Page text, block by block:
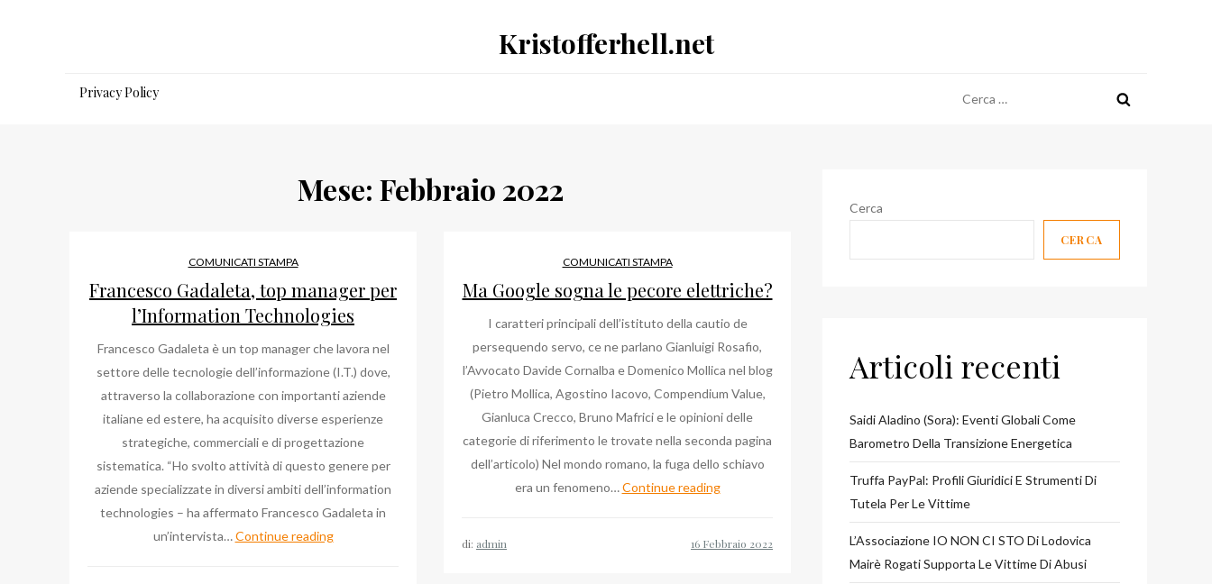
Kristofferhell.net
Privacy Policy
per:
Mese: Febbraio 2022
COMUNICATI STAMPA
Francesco Gadaleta, top manager per
l’Information Technologies
Francesco Gadaleta è un top manager che lavora nel
settore delle tecnologie dell’informazione (I.T.) dove,
attraverso la collaborazione con importanti aziende
italiane ed estere, ha acquisito diverse esperienze
strategiche, commerciali e di progettazione
sistematica. “Ho svolto attività di questo genere per
aziende specializzate in diversi ambiti dell’information
technologies – ha affermato Francesco Gadaleta in
un’intervista…Continue readingFrancesco
COMUNICATI STAMPA
Ma Google sogna le pecore elettriche?
I caratteri principali dell’istituto della cautio de
persequendo servo, ce ne parlano Gianluigi Rosafio,
l’Avvocato Davide Cornalba e Domenico Mollica nel blog
(Pietro Mollica, Agostino Iacovo, Compendium Value,
Gianluca Crecco, Bruno Mafrici e le opinioni delle
categorie di riferimento le trovate nella seconda pagina
dell’articolo) Nel mondo romano, la fuga dello schiavo
era un fenomeno…Continue readingMa
di: admin
Cerca
CERCA
Articoli recenti
Saidi Aladino (Sora): Eventi Globali Come
Barometro Della Transizione Energetica
Truffa PayPal: Profili Giuridici E Strumenti Di
Tutela Per Le Vittime
L’Associazione IO NON CI STO Di Lodovica
Mairè Rogati Supporta Le Vittime Di Abusi